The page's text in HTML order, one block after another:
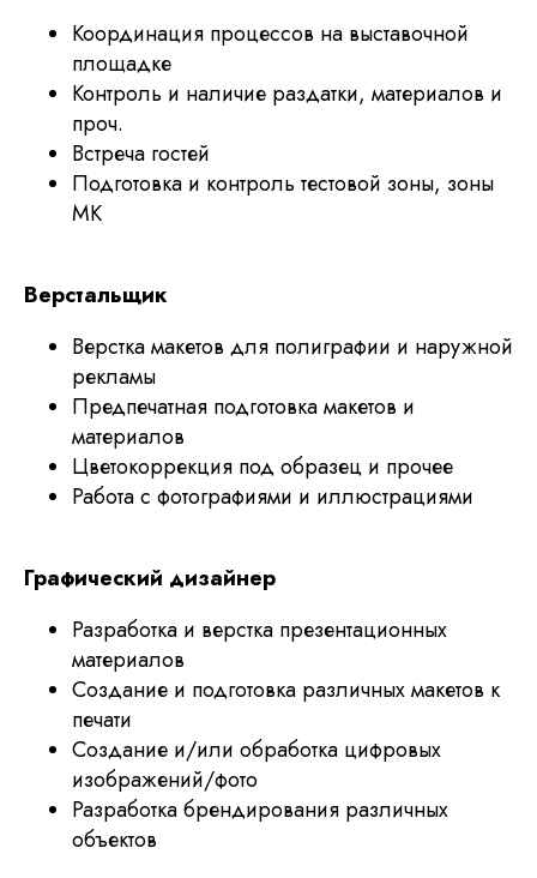
Координация процессов на выставочной
площадке
Контроль и наличие раздатки, материалов и
проч.
Встреча гостей
Подготовка и контроль тестовой зоны, зоны
МК
Верстальщик
Верстка макетов для полиграфии и наружной
рекламы
Предпечатная подготовка макетов и
материалов
Цветокоррекция под образец и прочее
Работа с фотографиями и иллюстрациями
Графический дизайнер
Разработка и верстка презентационных
материалов
Создание и подготовка различных макетов к
печати
Создание и/или обработка цифровых
изображений/фото
Разработка брендирования различных
объектов
Отправить
Все картины и изображения, представленные на этом
сайте, являются собственностью каждого художника
info@pastelsociety.ru
Некоммерческая организация
ОГРН 1187700020298